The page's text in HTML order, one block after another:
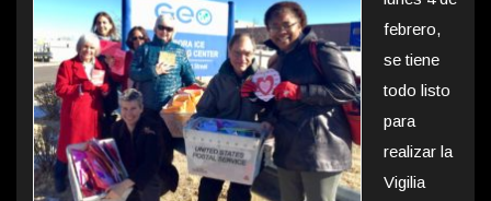
febrero,
se tiene
todo listo
para
realizar la
Vigilia